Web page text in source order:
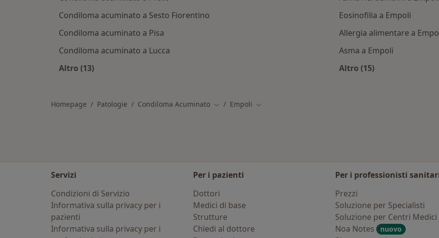
Condiloma acuminato a Sesto Fiorentino
Condiloma acuminato a Pisa
Condiloma acuminato a Lucca
Altro (13)
Eosinofilia a Empoli
Allergia alimentare a
Asma a Empoli
Altro (15)
Homepage Patologie Condiloma Acuminato Cambia città
Empoli Cambia città
Servizi
Condizioni di Servizio
Informativa sulla privacy per i
pazienti
Informativa sulla privacy per i
Per i pazienti
Dottori
Medici di base
Strutture
Chiedi al dottore
Per i professionisti
Prezzi
Soluzione per Specialisti
Soluzione per Centri Medici
Noa Notes
nuovo